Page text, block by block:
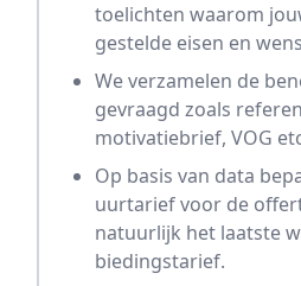
toelichten waarom
gestelde eisen en
We verzamelen de
gevraagd zoals
motivatiebrief, VOG
Op basis van data
uurtarief voor de
natuurlijk het laatste
biedingstarief.